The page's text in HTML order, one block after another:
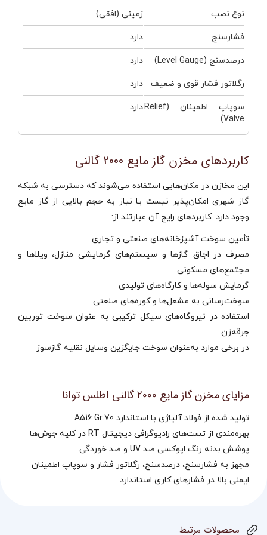
نوع نصب زمینی (افقی)
فشارسنج دارد
درصدسنج (Level Gauge) دارد
رگلاتور فشار قوی و ضعیف دارد
سوپاپ اطمینان (Relief
Valve)
دارد
کاربردهای مخزن گاز مایع 2000 گالنی
این مخازن در مکان‌هایی استفاده می‌شوند که دسترسی به شبکه
گاز شهری امکان‌پذیر نیست یا نیاز به حجم بالایی از گاز مایع
وجود دارد. کاربردهای رایج آن عبارتند از:
تأمین سوخت آشپزخانه‌های صنعتی و تجاری
مصرف در اجاق گازها و سیستم‌های گرمایشی منازل، ویلاها و
مجتمع‌های مسکونی
گرمایش سوله‌ها و کارگاه‌های تولیدی
سوخت‌رسانی به مشعل‌ها و کوره‌های صنعتی
استفاده در نیروگاه‌های سیکل ترکیبی به عنوان سوخت توربین
جرقه‌زن
در برخی موارد به‌عنوان سوخت جایگزین وسایل نقلیه گازسوز
مزایای مخزن گاز مایع 2000 گالنی اطلس توانا
تولید شده از فولاد آلیاژی با استاندارد A516 Gr.70
بهره‌مندی از تست‌های رادیوگرافی دیجیتال RT در کلیه جوش‌ها
پوشش بدنه رنگ اپوکسی ضد UV و ضد خوردگی
مجهز به فشارسنج، درصدسنج، رگلاتور فشار و سوپاپ اطمینان
ایمنی بالا در فشارهای کاری استاندارد
محصولات مرتبط